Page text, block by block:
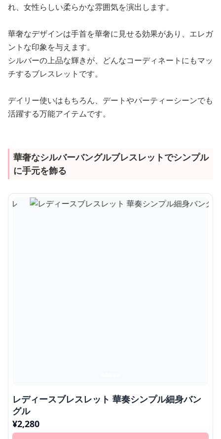
れ、女性らしい柔らかな雰囲気を演出します。
華奢なデザインは手首を華奢に見せる効果があり、エレガ
ントな印象を与えます。
シルバーの上品な輝きが、どんなコーディネートにもマッ
チするブレスレットです。
デイリー使いはもちろん、デートやパーティーシーンでも
活躍する万能アイテムです。
華奢なシルバーバングルブレスレットでシンプル
に手元を飾る
レディースブレスレット 華奏シンプル細身バン
グル
¥2,280